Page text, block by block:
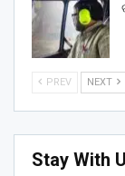
PREV NEXT
Stay With